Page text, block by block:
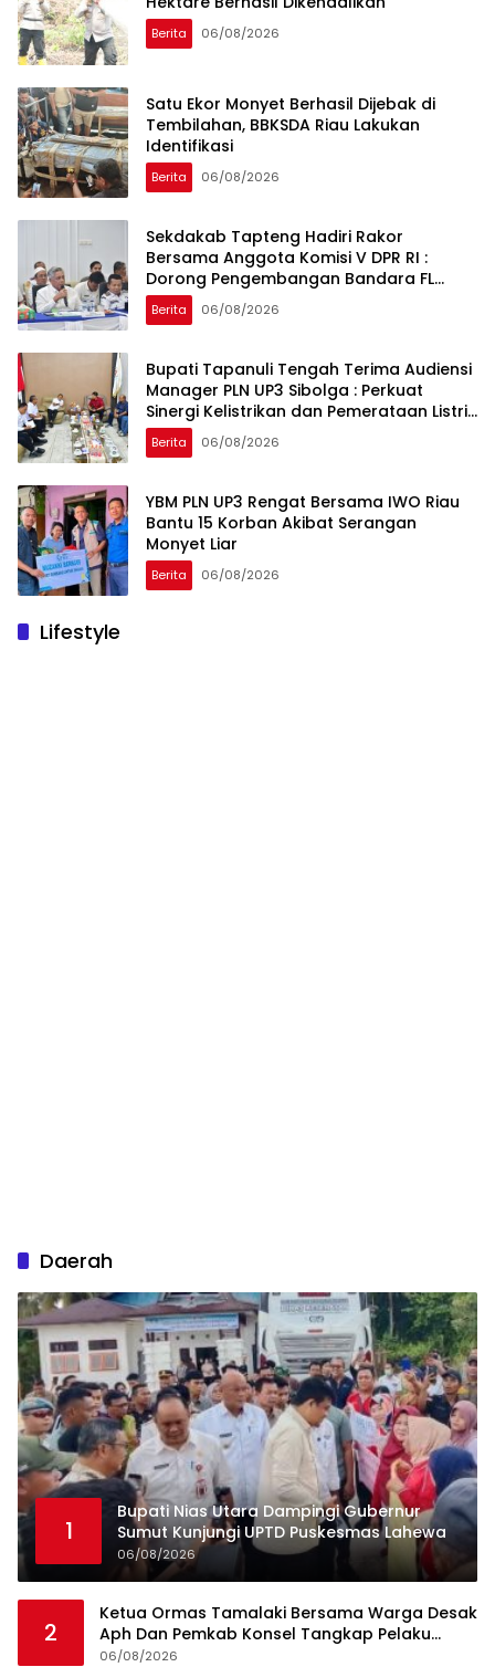
Berita 06/08/2026
Satu Ekor Monyet Berhasil Dijebak di
Tembilahan, BBKSDA Riau Lakukan
Identifikasi
Berita 06/08/2026
Sekdakab Tapteng Hadiri Rakor
Bersama Anggota Komisi V DPR RI :
Dorong Pengembangan Bandara FL
Tobing dan Pelabuhan Sibolga
Berita 06/08/2026
Bupati Tapanuli Tengah Terima Audiensi
Manager PLN UP3 Sibolga : Perkuat
Sinergi Kelistrikan dan Pemerataan Listrik
Desa
Berita 06/08/2026
YBM PLN UP3 Rengat Bersama IWO Riau
Bantu 15 Korban Akibat Serangan
Monyet Liar
Berita 06/08/2026
Lifestyle
Daerah
1
Bupati Nias Utara Dampingi Gubernur
Sumut Kunjungi UPTD Puskesmas Lahewa
06/08/2026
2
Ketua Ormas Tamalaki Bersama Warga Desak
Aph Dan Pemkab Konsel Tangkap Pelaku
Angkut Cangkang Sawit Overload, Truk PT KAP
06/08/2026